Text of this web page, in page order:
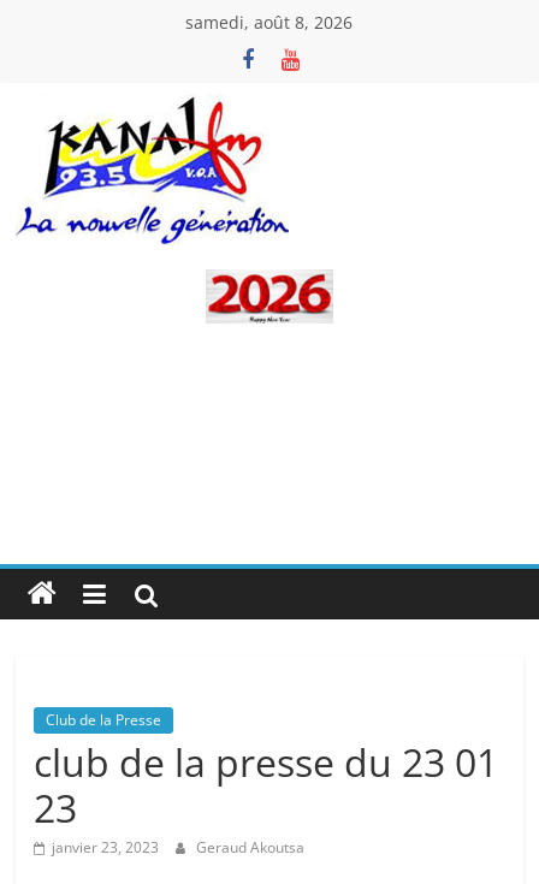
samedi, août 8, 2026
Kanal
Club de la Presse
club de la presse du 23 01
23
janvier 23, 2023 Geraud Akoutsa